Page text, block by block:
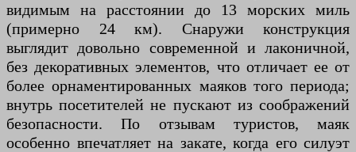
видимым на расстоянии до 13 морских миль
(примерно 24 км). Снаружи конструкция
выглядит довольно современной и лаконичной,
без декоративных элементов, что отличает ее от
более орнаментированных маяков того периода;
внутрь посетителей не пускают из соображений
безопасности. По отзывам туристов, маяк
особенно впечатляет на закате, когда его силуэт